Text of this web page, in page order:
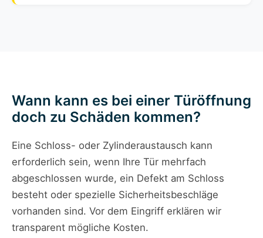
Wann kann es bei einer Türöffnung
doch zu Schäden kommen?
Eine Schloss- oder Zylinderaustausch kann
erforderlich sein, wenn Ihre Tür mehrfach
abgeschlossen wurde, ein Defekt am Schloss
besteht oder spezielle Sicherheitsbeschläge
vorhanden sind. Vor dem Eingriff erklären wir
transparent mögliche Kosten.